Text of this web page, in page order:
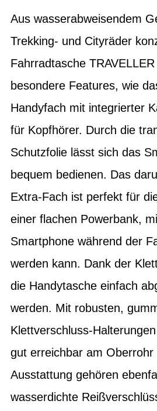
Aus wasserabweisendem
Trekking- und Cityräder
Fahrradtasche
besondere Features, wie
Handyfach mit integrierter
für Kopfhörer. Durch die
Schutzfolie lässt sich das
bequem bedienen. Das
Extra-Fach ist perfekt für
einer flachen Powerbank,
Smartphone während der
werden kann. Dank der
die Handytasche einfach
werden. Mit robusten,
Klettverschluss-
gut erreichbar am
Ausstattung gehören
wasserdichte